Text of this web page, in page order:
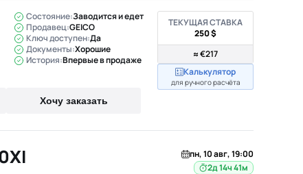
Состояние:Заводится и едет
Продавец:GEICO
Ключ доступен:Да
Документы:Хорошие
История:Впервые в продаже
Хочу заказать
ТЕКУЩАЯ СТАВКА
250 $
≈ €217
Калькулятор
для ручного расчёта
пн, 10 авг, 19:00
2д 14ч 41м